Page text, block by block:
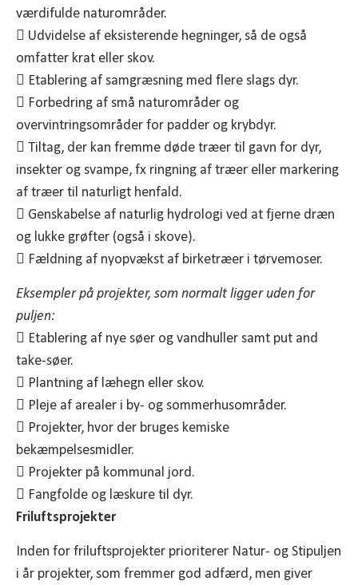
værdifulde naturområder.
 Udvidelse af eksisterende hegninger, så de også
omfatter krat eller skov.
 Etablering af samgræsning med flere slags dyr.
 Forbedring af små naturområder og
overvintringsområder for padder og krybdyr.
 Tiltag, der kan fremme døde træer til gavn for dyr,
insekter og svampe, fx ringning af træer eller markering
af træer til naturligt henfald.
 Genskabelse af naturlig hydrologi ved at fjerne dræn
og lukke grøfter (også i skove).
 Fældning af nyopvækst af birketræer i tørvemoser.
Eksempler på projekter, som normalt ligger uden for
puljen:
 Etablering af nye søer og vandhuller samt put and
take-søer.
 Plantning af læhegn eller skov.
 Pleje af arealer i by- og sommerhusområder.
 Projekter, hvor der bruges kemiske
bekæmpelsesmidler.
 Projekter på kommunal jord.
 Fangfolde og læskure til dyr.
Friluftsprojekter
Inden for friluftsprojekter prioriterer Natur- og Stipuljen
i år projekter, som fremmer god adfærd, men giver